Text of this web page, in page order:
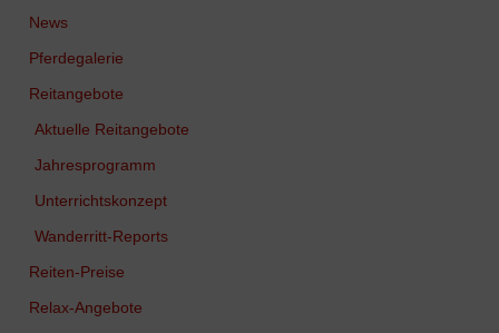
News
Pferdegalerie
Reitangebote
Aktuelle Reitangebote
Jahresprogramm
Unterrichtskonzept
Wanderritt-Reports
Reiten-Preise
Relax-Angebote